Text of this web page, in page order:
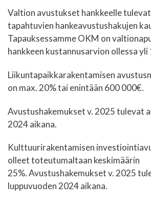
Valtion avustukset hankkeelle
tapahtuvien hankeavustushakujen
Tapauksessamme OKM on
hankkeen kustannusarvion ollessa yli
Liikuntapaikkarakentamisen
on max. 20% tai enintään 600 000€.
Avustushakemukset v. 2025 tulevat
2024 aikana.
Kulttuurirakentamisen
olleet toteutumaltaan keskimäärin
25%. Avustushakemukset v. 2025
luppuvuoden 2024 aikana.